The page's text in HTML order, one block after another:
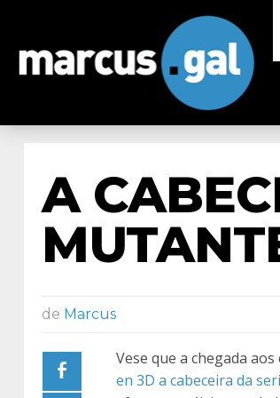
A
de Marcus
Vese que a chegada
en 3D a cabeceira da